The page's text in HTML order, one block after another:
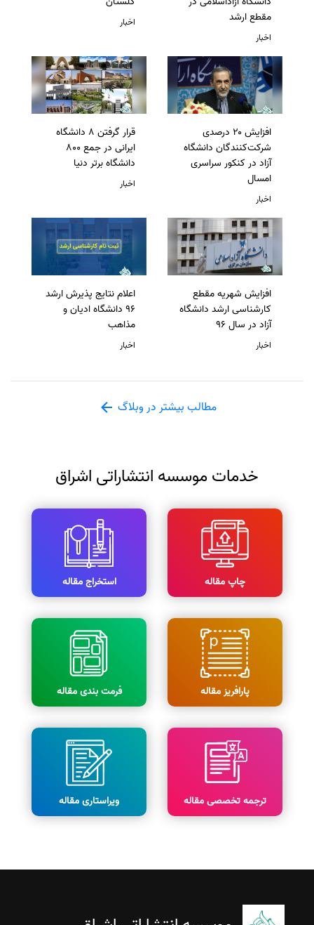
مقطع ارشد
اخبار
اخبار
افزایش ۲۰ درصدی
شرکت‌کنندگان دانشگاه
آزاد در کنکور سراسری
امسال
اخبار
قرار گرفتن 8 دانشگاه
ایرانی در جمع 800
دانشگاه برتر دنیا
اخبار
افزایش شهریه مقطع
کارشناسی ارشد دانشگاه
آزاد در سال 96
اخبار
اعلام نتایج پذیرش ارشد
96 دانشگاه ادیان و
مذاهب
اخبار
مطالب بیشتر در وبلاگ
خدمات موسسه انتشاراتی اشراق
چاپ مقاله استخراج مقاله
پارافریز مقاله فرمت بندی مقاله
ترجمه تخصصی مقاله ویراستاری مقاله